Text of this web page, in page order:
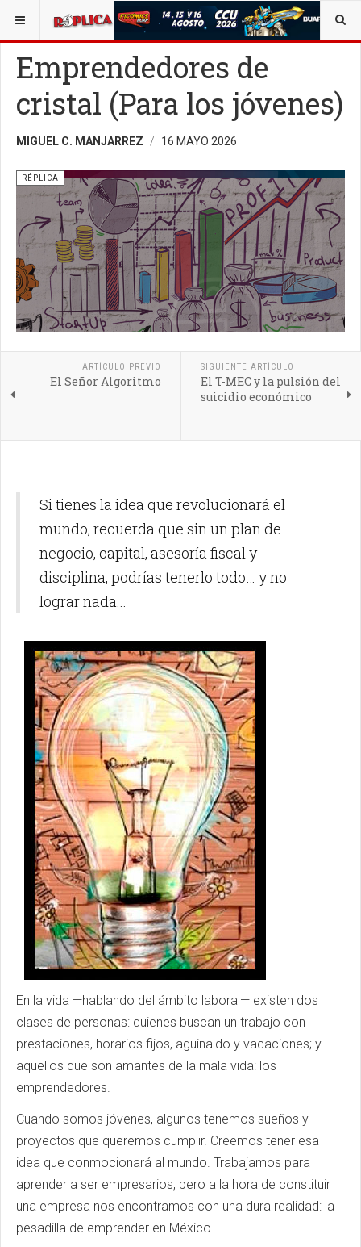
ESTÁ AQUÍ: BUSCAR UN ARTÍCULO EN POLÍTICA OPINIÓN
Emprendedores de
cristal (Para los jóvenes)
MIGUEL C. MANJARREZ 16 MAYO 2026
RÉPLICA
ARTÍCULO PREVIO
El Señor Algoritmo
SIGUIENTE ARTÍCULO
El T-MEC y la pulsión del
suicidio económico
Si tienes la idea que revolucionará el
mundo, recuerda que sin un plan de
negocio, capital, asesoría fiscal y
disciplina, podrías tenerlo todo… y no
lograr nada...
En la vida —hablando del ámbito laboral— existen dos
clases de personas: quienes buscan un trabajo con
prestaciones, horarios fijos, aguinaldo y vacaciones; y
aquellos que son amantes de la mala vida: los
emprendedores.
Cuando somos jóvenes, algunos tenemos sueños y
proyectos que queremos cumplir. Creemos tener esa
idea que conmocionará al mundo. Trabajamos para
aprender a ser empresarios, pero a la hora de constituir
una empresa nos encontramos con una dura realidad: la
pesadilla de emprender en México.